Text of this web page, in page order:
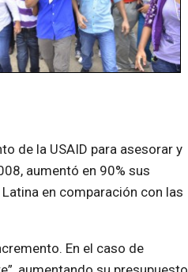
de la USAID para asesorar y
aumentó en 90% sus
en comparación con las
En el caso de